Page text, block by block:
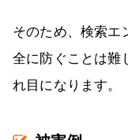
そのため、検索エ
全に防ぐことは難
れ目になります。